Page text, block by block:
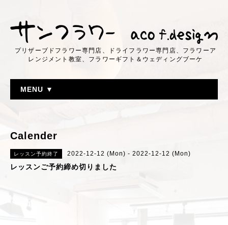
プリザーブドフラワー専門店、ドライフラワー専門店、フラワーア
レンジメント教室、フラワーギフト＆ウェディングブーケ
MENU ▼
Calender
レッスン予約終了 2022-12-12 (Mon) - 2022-12-12 (Mon)
レッスンご予約締め切りました